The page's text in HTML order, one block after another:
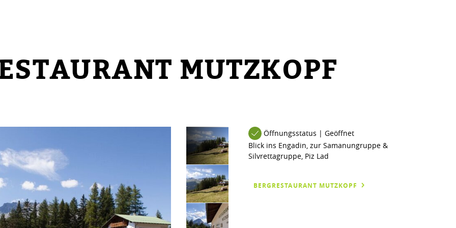
MUTZKOPF
Öffnungsstatus | Geöffnet
Blick ins Engadin, zur Samanungruppe &
Silvrettagruppe, Piz Lad
BERGRESTAURANT MUTZKOPF